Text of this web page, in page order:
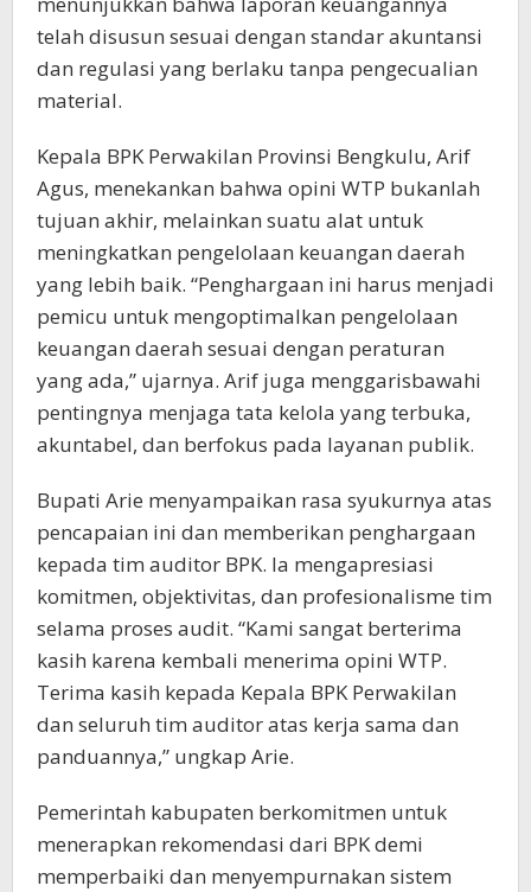
telah disusun sesuai dengan standar akuntansi
dan regulasi yang berlaku tanpa pengecualian
material.
Kepala BPK Perwakilan Provinsi Bengkulu, Arif
Agus, menekankan bahwa opini WTP bukanlah
tujuan akhir, melainkan suatu alat untuk
meningkatkan pengelolaan keuangan daerah
yang lebih baik. “Penghargaan ini harus menjadi
pemicu untuk mengoptimalkan pengelolaan
keuangan daerah sesuai dengan peraturan
yang ada,” ujarnya. Arif juga menggarisbawahi
pentingnya menjaga tata kelola yang terbuka,
akuntabel, dan berfokus pada layanan publik.
Bupati Arie menyampaikan rasa syukurnya atas
pencapaian ini dan memberikan penghargaan
kepada tim auditor BPK. Ia mengapresiasi
komitmen, objektivitas, dan profesionalisme tim
selama proses audit. “Kami sangat berterima
kasih karena kembali menerima opini WTP.
Terima kasih kepada Kepala BPK Perwakilan
dan seluruh tim auditor atas kerja sama dan
panduannya,” ungkap Arie.
Pemerintah kabupaten berkomitmen untuk
menerapkan rekomendasi dari BPK demi
memperbaiki dan menyempurnakan sistem